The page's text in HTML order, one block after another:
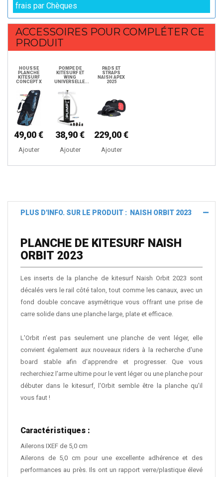
frais par Chèques
ACCESSOIRES POUR COMPLÉTER CE
PRODUIT
HOUSSE
PLANCHE
KITESURF
CONCEPT X
49,00 €
Ajouter
POMPE DE
KITESURF ET
WING
UNIVERSELLE...
38,90 €
Ajouter
PADS ET
STRAPS
NAISH APEX
2025
229,00 €
Ajouter
PLUS D'INFO. SUR LE PRODUIT : NAISH ORBIT 2023
PLANCHE DE KITESURF NAISH
ORBIT 2023
Les inserts de la planche de kitesurf Naish Orbit 2023 sont
décalés vers le rail côté talon, tout comme les canaux, avec un
fond double concave asymétrique vous offrant une prise de
carre solide dans une planche large, plate et efficace.
L'Orbit n'est pas seulement une planche de vent léger, elle
convient également aux nouveaux riders à la recherche d'une
board stable afin d'apprendre et progresser. Que vous
recherchiez l'arme ultime pour le vent léger ou une planche pour
débuter dans le kitesurf, l'Orbit semble être la planche qu'il
vous faut !
Caractéristiques :
Ailerons IXEF de 5,0 cm
Ailerons de 5,0 cm pour une excellente adhérence et des
performances au près. Ils ont un rapport verre/plastique élevé